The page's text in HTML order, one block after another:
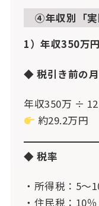
④年収別「実
1）年収350万
◆ 税引き前の
年収350万 ÷ 12
約29.2万円
◆ 税率
・所得税：5〜
・住民税：10％